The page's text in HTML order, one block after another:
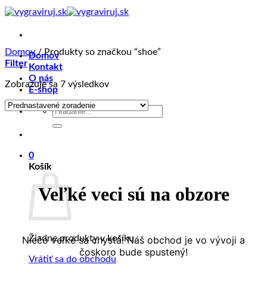
Skip
content
Domov
Kontakt
O nás
E-shop
Hľadať:
0
Košík
Žiadne produkty v košíku.
Vrátiť sa do obchodu
Domov /Produkty so značkou “shoe”
Filter
Zobrazuje sa 7 výsledkov
Veľké veci sú na obzore
Niečo veľké sa chystá! Náš obchod je vo vývoji a
čoskoro bude spustený!